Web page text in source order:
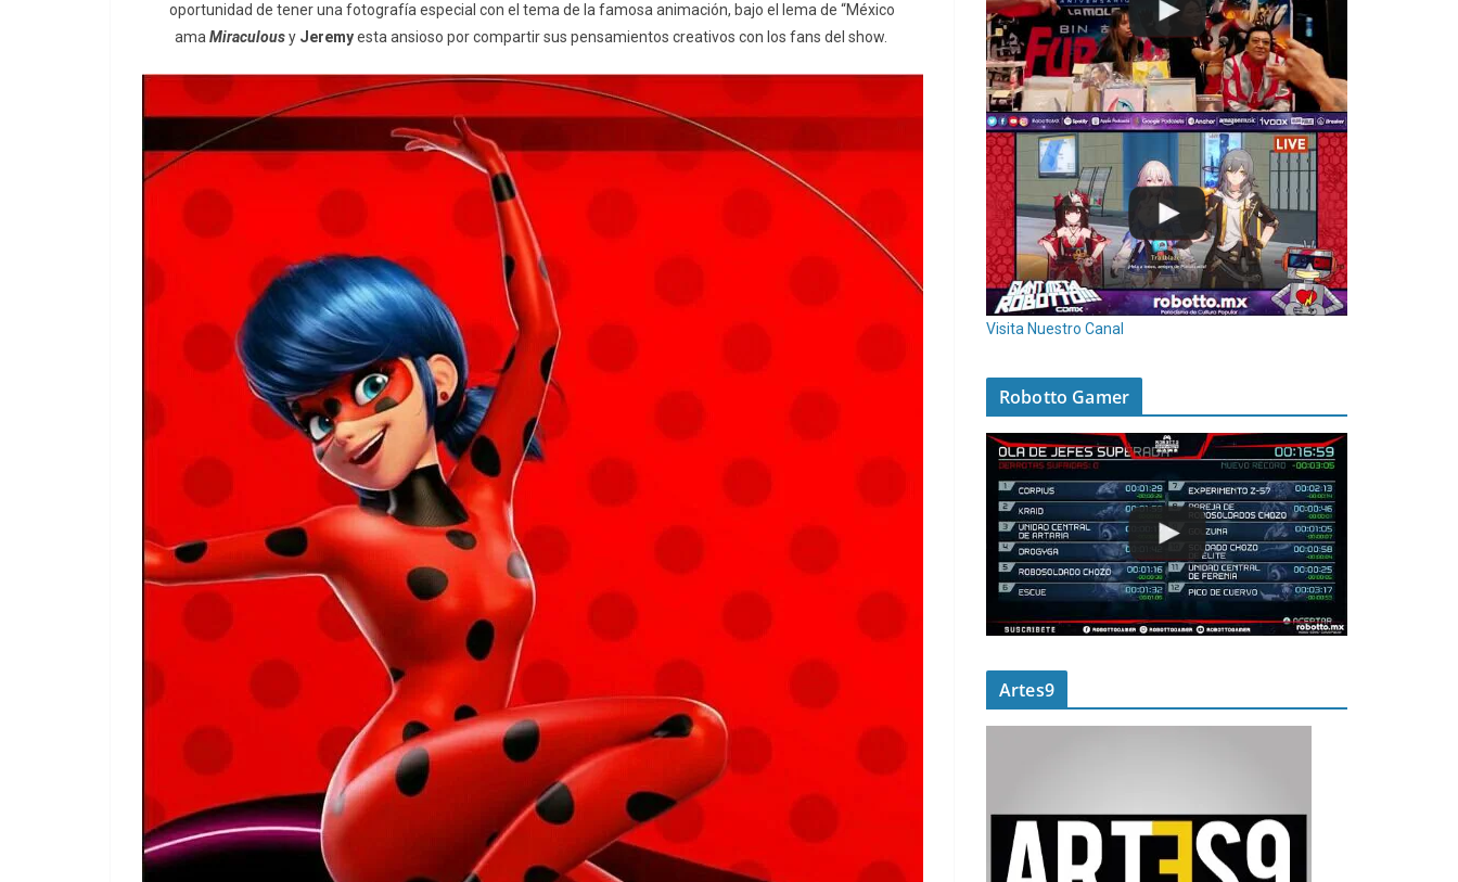
oportunidad de tener una fotografía especial con el tema de la famosa animación, bajo el lema de “México
ama Miraculousy Jeremyesta ansioso por compartir sus pensamientos creativos con los fans del show.
Visita Nuestro Canal
Robotto Gamer
Artes9